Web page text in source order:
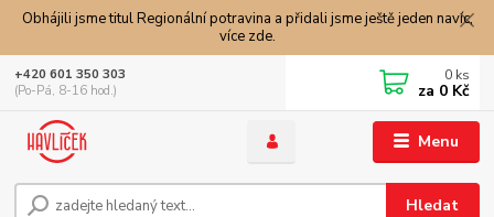
Obhájili jsme titul Regionální potravina a přidali jsme ještě jeden navíc,
více zde.
Menu
Hledat
+420 601 350 303
(Po-Pá, 8-16 hod.)
0 ks
za 0 Kč